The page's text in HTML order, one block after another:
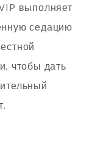
выполняет
седацию
чтобы дать